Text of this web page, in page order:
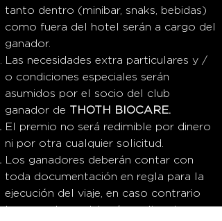
tanto dentro (minibar, snaks, bebidas)
como fuera del hotel serán a cargo del
ganador.
Las necesidades extra particulares y /
o condiciones especiales serán
asumidos por el socio del club
ganador de THOTH BIOCARE.
El premio no será redimible por dinero
ni por otra cualquier solicitud.
Los ganadores deberán contar con
toda documentación en regla para la
ejecución del viaje, en caso contrario
los ganadores deberán realizar los